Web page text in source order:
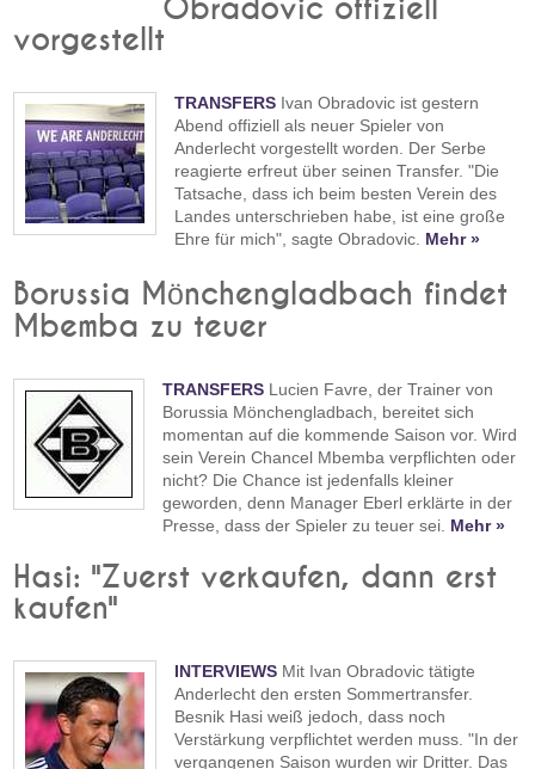
Obradovic offiziell
vorgestellt
TRANSFERS Ivan Obradovic ist gestern
Abend offiziell als neuer Spieler von
Anderlecht vorgestellt worden. Der Serbe
reagierte erfreut über seinen Transfer. "Die
Tatsache, dass ich beim besten Verein des
Landes unterschrieben habe, ist eine große
Ehre für mich", sagte Obradovic. Mehr »
Borussia Mönchengladbach findet
Mbemba zu teuer
TRANSFERS Lucien Favre, der Trainer von
Borussia Mönchengladbach, bereitet sich
momentan auf die kommende Saison vor. Wird
sein Verein Chancel Mbemba verpflichten oder
nicht? Die Chance ist jedenfalls kleiner
geworden, denn Manager Eberl erklärte in der
Presse, dass der Spieler zu teuer sei. Mehr »
Hasi: "Zuerst verkaufen, dann erst
kaufen"
INTERVIEWS Mit Ivan Obradovic tätigte
Anderlecht den ersten Sommertransfer.
Besnik Hasi weiß jedoch, dass noch
Verstärkung verpflichtet werden muss. "In der
vergangenen Saison wurden wir Dritter. Das